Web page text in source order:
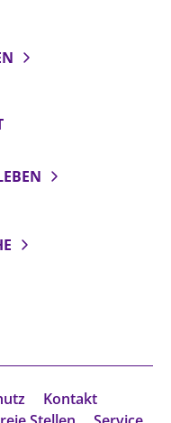
Kontakt